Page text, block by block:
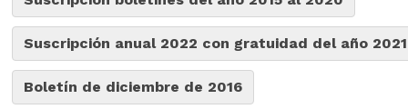
Suscripción anual 2022 con gratuidad del año
Boletín de diciembre de 2016